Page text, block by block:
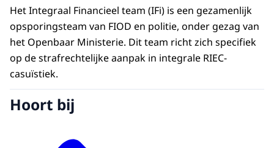
Het Integraal Financieel team (IFi) is een gezamenlijk
opsporingsteam van FIOD en politie, onder gezag van
het Openbaar Ministerie. Dit team richt zich specifiek
op de strafrechtelijke aanpak in integrale RIEC-
casuïstiek.
Hoort bij